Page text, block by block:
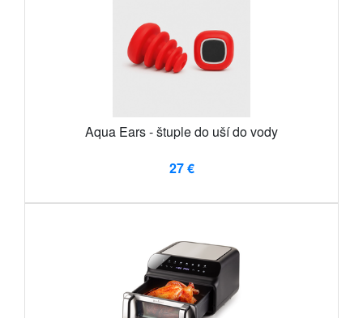
Aqua Ears - štuple do uší do vody
27 €